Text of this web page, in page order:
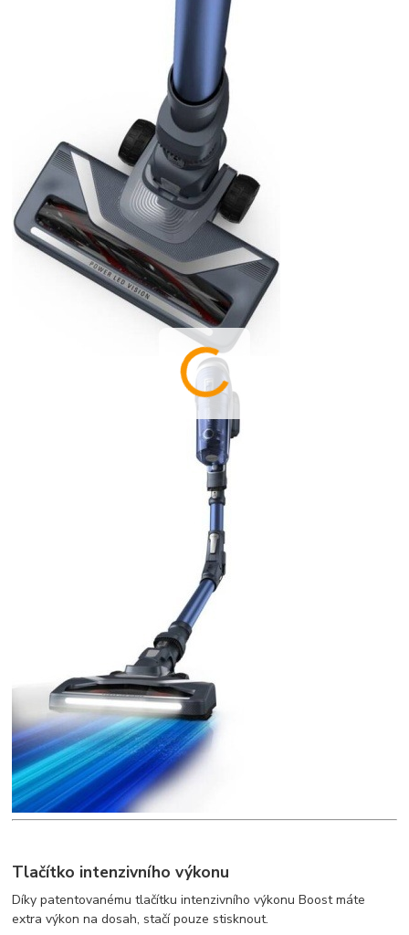
Tlačítko intenzivního výkonu
Díky patentovanému tlačítku intenzivního výkonu Boost máte
extra výkon na dosah, stačí pouze stisknout.